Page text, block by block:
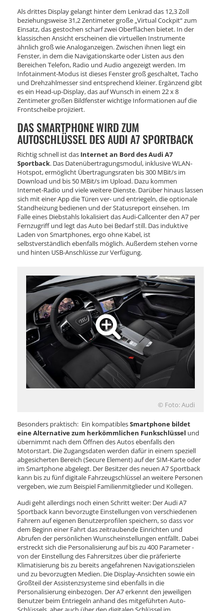
Als drittes Display gelangt hinter dem Lenkrad das 12,3 Zoll
beziehungsweise 31,2 Zentimeter große „Virtual Cockpit“ zum
Einsatz, das gestochen scharf zwei Oberflächen bietet. In der
klassischen Ansicht erscheinen die virtuellen Instrumente
ähnlich groß wie Analoganzeigen. Zwischen ihnen liegt ein
Fenster, in dem die Navigationskarte oder Listen aus den
Bereichen Telefon, Radio und Audio angezeigt werden. Im
Infotainment-Modus ist dieses Fenster groß geschaltet, Tacho
und Drehzahlmesser sind entsprechend kleiner. Ergänzend gibt
es ein Head-up-Display, das auf Wunsch in einem 22 x 8
Zentimeter großen Bildfenster wichtige Informationen auf die
Frontscheibe projiziert.
DAS SMARTPHONE WIRD ZUM
AUTOSCHLÜSSEL DES AUDI A7 SPORTBACK
Richtig schnell ist das Internet an Bord des Audi A7
Sportback. Das Datenübertragungsmodul, inklusive WLAN-
Hotspot, ermöglicht Übertragungsraten bis 300 MBit/s im
Download und bis 50 MBit/s im Upload. Dazu kommen
Internet-Radio und viele weitere Dienste. Darüber hinaus lassen
sich mit einer App die Türen ver- und entriegeln, die optionale
Standheizung bedienen und der Statusreport einsehen. Im
Falle eines Diebstahls lokalisiert das Audi-Callcenter den A7 per
Fernzugriff und legt das Auto bei Bedarf still. Das induktive
Laden von Smartphones, ergo ohne Kabel, ist
selbstverständlich ebenfalls möglich. Außerdem stehen vorne
und hinten USB-Anschlüsse zur Verfügung.
© Foto: Audi
Besonders praktisch: Ein kompatiblesSmartphone bildet
eine Alternative zum herkömmlichen Funkschlüssel und
übernimmt nach dem Öffnen des Autos ebenfalls den
Motorstart. Die Zugangsdaten werden dafür in einem speziell
abgesicherten Bereich (Secure Element) auf der SIM-Karte oder
im Smartphone abgelegt. Der Besitzer des neuen A7 Sportback
kann bis zu fünf digitale Fahrzeugschlüssel an weitere Personen
vergeben, wie zum Beispiel Familienmitglieder und Kollegen.
Audi geht allerdings noch einen Schritt weiter: Der Audi A7
Sportback kann bevorzugte Einstellungen von verschiedenen
Fahrern auf eigenen Benutzerprofilen speichern, so dass vor
dem Beginn einer Fahrt das zeitraubende Einrichten und
Abrufen der persönlichen Wunscheinstellungen entfällt. Dabei
erstreckt sich die Personalisierung auf bis zu 400 Parameter -
von der Einstellung des Fahrersitzes über die präferierte
Klimatisierung bis zu bereits angefahrenen Navigationszielen
und zu bevorzugten Medien. Die Display-Ansichten sowie ein
Großteil der Assistenzsysteme sind ebenfalls in die
Personalisierung einbezogen. Der A7 erkennt den jeweiligen
Benutzer beim Entriegeln anhand des mitgeführten Auto-